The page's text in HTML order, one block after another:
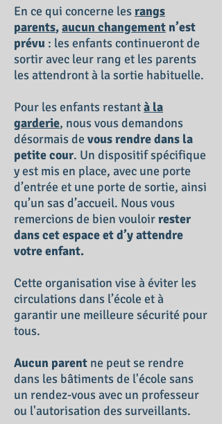
En ce qui concerne lesrangs
parents,aucun changement n’est
prévu : les enfants continueront de
sortir avec leur rang et les parents
les attendront à la sortie habituelle.
Pour les enfants restantà la
garderie, nous vous demandons
désormais de vous rendre dans la
petite cour. Un dispositif spécifique
y est mis en place, avec une porte
d’entrée et une porte de sortie, ainsi
qu’un sas d’accueil. Nous vous
remercions de bien vouloirrester
dans cet espace et d’y attendre
votre enfant.
Cette organisation vise à éviter les
circulations dans l’école et à
garantir une meilleure sécurité pour
tous.
Aucun parent ne peut se rendre
dans les bâtiments de l'école sans
un rendez-vous avec un professeur
ou l'autorisation des surveillants.